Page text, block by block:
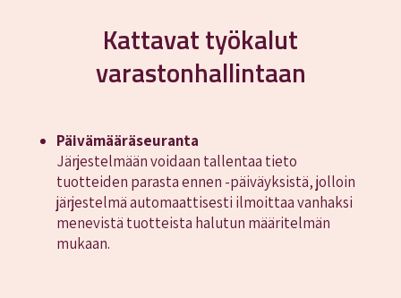
Kattavat työkalut
varastonhallintaan
Päivämääräseuranta
Järjestelmään voidaan tallentaa tieto
tuotteiden parasta ennen -päiväyksistä, jolloin
järjestelmä automaattisesti ilmoittaa vanhaksi
menevistä tuotteista halutun määritelmän
mukaan.